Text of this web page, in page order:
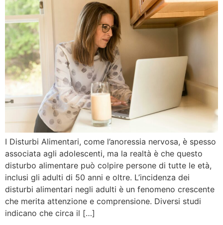
I Disturbi Alimentari, come l’anoressia nervosa, è spesso
associata agli adolescenti, ma la realtà è che questo
disturbo alimentare può colpire persone di tutte le età,
inclusi gli adulti di 50 anni e oltre. L’incidenza dei
disturbi alimentari negli adulti è un fenomeno crescente
che merita attenzione e comprensione. Diversi studi
indicano che circa il […]